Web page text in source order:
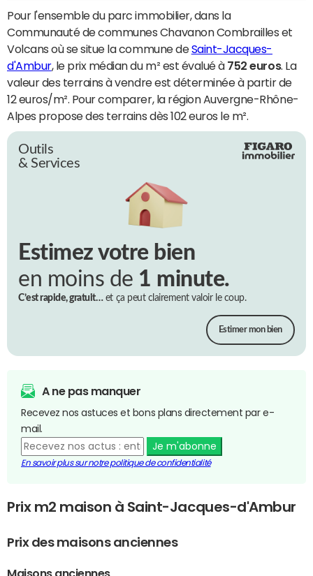
Pour l'ensemble du parc immobilier, dans la
Communauté de communes Chavanon Combrailles et
Volcans où se situe la commune deSaint-Jacques-
d'Ambur, le prix médian du m² est évalué à 752 euros. La
valeur des terrains à vendre est déterminée à partir de
12 euros/m². Pour comparer, la région Auvergne-Rhône-
Alpes propose des terrains dès 102 euros le m².
Outils
& Services
Estimez votre bien
en moins de 1 minute.
C’est rapide, gratuit…et ça peut clairement valoir le coup.
Estimer mon bien
A ne pas manquer
Recevez nos astuces et bons plans directement par e-
mail.
Je m'abonne
En savoir plus sur notre politique de confidentialité
Prix m2 maison à Saint-Jacques-d'Ambur
Prix des maisons anciennes
Maisons anciennes